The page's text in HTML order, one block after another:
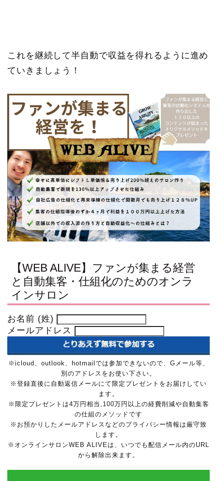
これを継続して半自動で収益を得れるように進め
ていきましょう！
【WEB ALIVE】ファンが集まる経営
と自動集客・仕組化のためのオンラ
インサロン
お名前 (姓)
メールアドレス
※icloud、outlook、hotmailでは参加できないので、Gメール等、
別のアドレスをお使い下さい。
※登録直後に自動返信メールにて限定プレゼントをお届けしてい
ます。
※限定プレゼントは4万円相当,100万円以上の経費削減や自動集客
の仕組のメソッドです
※お預かりしたメールアドレスなどのプライバシー情報は厳守致
します。
※オンラインサロンWEB ALIVEは、いつでも配信メール内のURL
から解除出来ます。